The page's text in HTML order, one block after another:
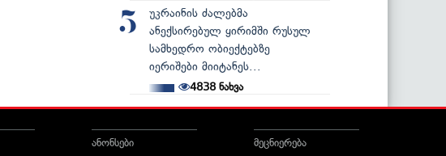
5
უკრაინის ძალებმა
ანექსირებულ ყირიმში რუსულ
სამხედრო ობიექტებზე
იერიშები მიიტანეს...
4838 ნახვა
ანონსები
მეცნიერება